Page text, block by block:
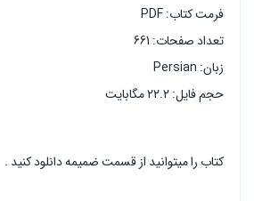
فرمت کتاب: PDF
تعداد صفحات: 661
زبان: Persian
حجم فایل: 22.2 مگابایت
کتاب را میتوانید از قسمت ضمیمه دانلود کنید .